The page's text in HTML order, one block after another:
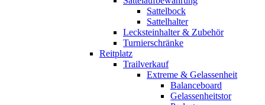
Sattelbock
Sattelhalter
Lecksteinhalter & Zubehör
Turnierschränke
Reitplatz
Trailverkauf
Extreme & Gelassenheit
Balanceboard
Gelassenheitstor